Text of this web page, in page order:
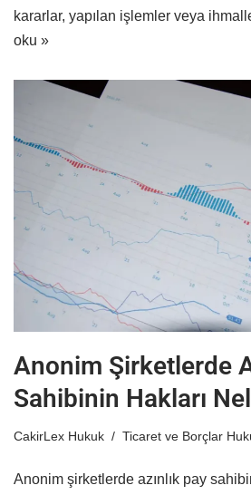
kararlar, yapılan işlemler veya
oku »
Anonim Şirketlerde
Sahibinin Hakları
CakirLex Hukuk Ticaret ve Borçlar
Anonim şirketlerde azınlık pay